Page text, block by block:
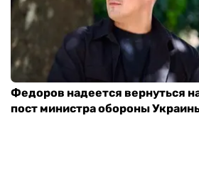
Федоров надеется вернуться
пост министра обороны